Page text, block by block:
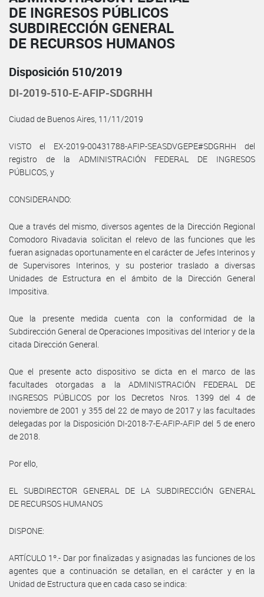
DE INGRESOS PÚBLICOS
SUBDIRECCIÓN GENERAL
DE RECURSOS HUMANOS
Disposición 510/2019
DI-2019-510-E-AFIP-SDGRHH
Ciudad de Buenos Aires, 11/11/2019
VISTO el EX-2019-00431788-AFIP-SEASDVGEPE#SDGRHH del
registro de la ADMINISTRACIÓN FEDERAL DE INGRESOS
PÚBLICOS, y
CONSIDERANDO:
Que a través del mismo, diversos agentes de la Dirección Regional
Comodoro Rivadavia solicitan el relevo de las funciones que les
fueran asignadas oportunamente en el carácter de Jefes Interinos y
de Supervisores Interinos, y su posterior traslado a diversas
Unidades de Estructura en el ámbito de la Dirección General
Impositiva.
Que la presente medida cuenta con la conformidad de la
Subdirección General de Operaciones Impositivas del Interior y de la
citada Dirección General.
Que el presente acto dispositivo se dicta en el marco de las
facultades otorgadas a la ADMINISTRACIÓN FEDERAL DE
INGRESOS PÚBLICOS por los Decretos Nros. 1399 del 4 de
noviembre de 2001 y 355 del 22 de mayo de 2017 y las facultades
delegadas por la Disposición DI-2018-7-E-AFIP-AFIP del 5 de enero
de 2018.
Por ello,
EL SUBDIRECTOR GENERAL DE LA SUBDIRECCIÓN GENERAL
DE RECURSOS HUMANOS
DISPONE:
ARTÍCULO 1º.- Dar por finalizadas y asignadas las funciones de los
agentes que a continuación se detallan, en el carácter y en la
Unidad de Estructura que en cada caso se indica: